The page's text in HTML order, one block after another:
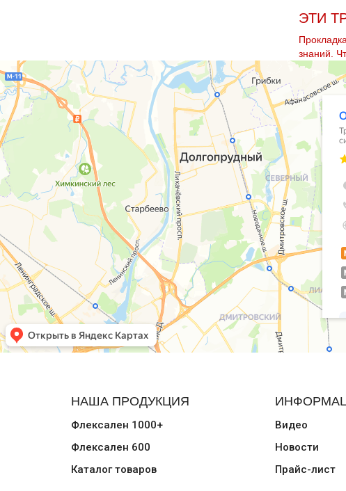
ЭТИ
знаний.
НАША ПРОДУКЦИЯ
Флексален 1000+
Флексален 600
Каталог товаров
Видео
Новости
Прайс-лист